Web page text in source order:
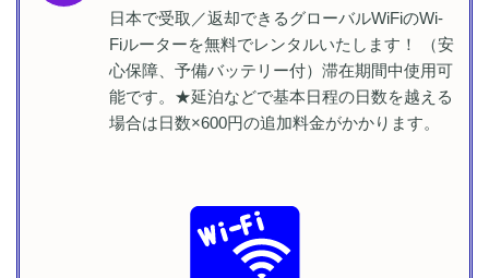
日本で受取／返却できるグローバルWiFiのWi-
Fiルーターを無料でレンタルいたします！ （安
心保障、予備バッテリー付）滞在期間中使用可
能です。★延泊などで基本日程の日数を越える
場合は日数×600円の追加料金がかかります。